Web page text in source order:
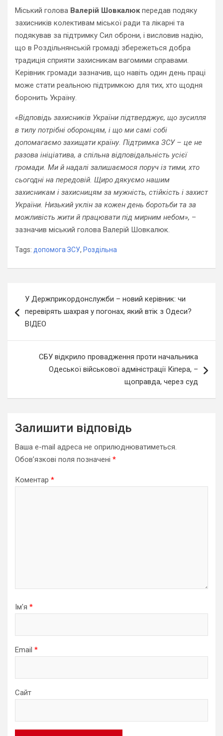
Міський голова Валерій Шовкалюкпередав подяку
захисників колективам міської ради та лікарні та
подякував за підтримку Сил оброни, і висловив надію,
що в Роздільнянській громаді збережеться добра
традиція сприяти захисникам вагомими справами.
Керівник громади зазначив, що навіть один день праці
може стати реальною підтримкою для тих, хто щодня
боронить Україну.
«Відповідь захисників України підтверджує, що зусилля
в тилу потрібні оборонцям, і що ми самі собі
допомагаємо захищати країну. Підтримка ЗСУ – це не
разова ініціатива, а спільна відповідальність усієї
громади. Ми й надалі залишаємося поруч із тими, хто
сьогодні на передовій. Щиро дякуємо нашим
захисникам і захисницям за мужність, стійкість і захист
України. Низький уклін за кожен день боротьби та за
можливість жити й працювати під мирним небом», –
зазначив міський голова Валерій Шовкалюк.
Tags: допомога ЗСУ, Роздільна
записів
У Держприкордонслужби – новий керівник: чи
перевірять шахрая у погонах, який втік з Одеси?
ВІДЕО
СБУ відкрило провадження проти начальника
Одеської військової адміністрації Кіпера, –
щоправда, через суд
Залишити відповідь
Ваша e-mail адреса не оприлюднюватиметься.
Обов’язкові поля позначені *
Коментар *
Ім'я *
Email *
Сайт